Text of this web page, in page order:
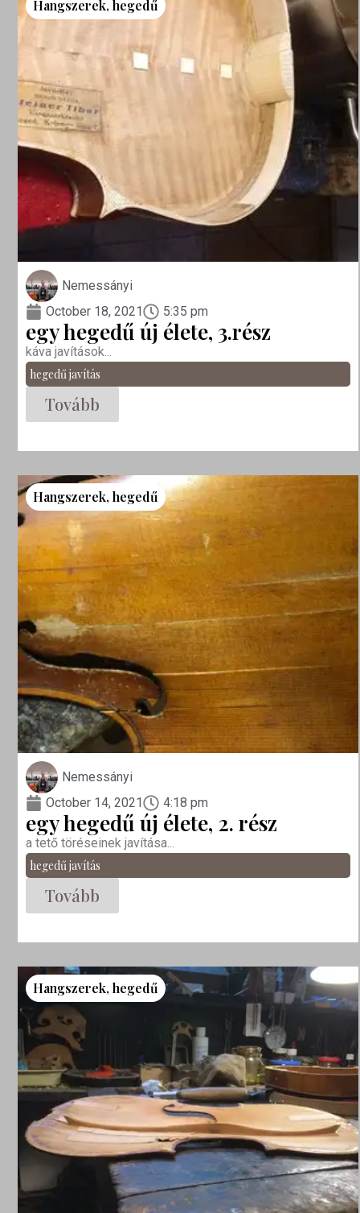
Hangszerek,hegedű
Nemessányi
October 18, 2021
5:35 pm
egy hegedű új élete, 3.rész
káva javítások...
hegedű javítás
Tovább
Hangszerek,hegedű
Nemessányi
October 14, 2021
4:18 pm
egy hegedű új élete, 2. rész
a tető töréseinek javítása...
hegedű javítás
Tovább
Hangszerek,hegedű